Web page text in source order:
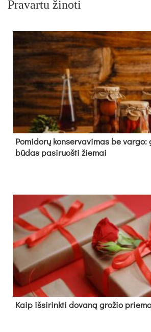
Pravartu žinoti
Pomidorų konservavimas be
būdas pasiruošti žiemai
Kaip išsirinkti dovaną grožio